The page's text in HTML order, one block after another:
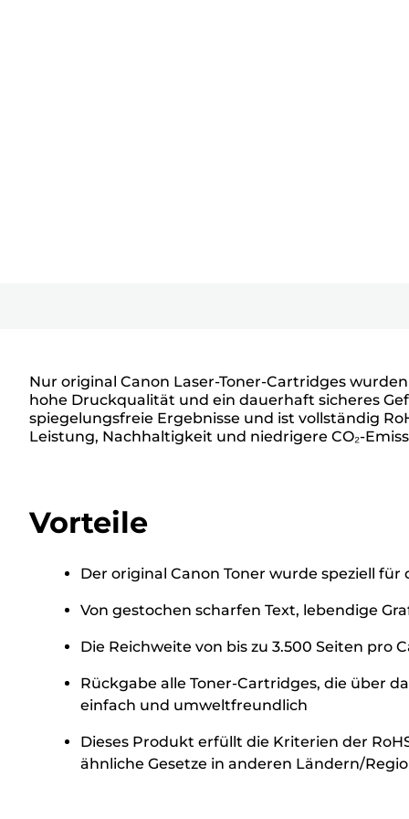
Nur original Canon Laser-Toner-Cartridges
hohe Druckqualität und ein dauerhaft sicheres
spiegelungsfreie Ergebnisse und ist vollständig
Leistung, Nachhaltigkeit und niedrigere CO₂-
Vorteile
Der original Canon Toner wurde speziell
Von gestochen scharfen Text, lebendige
Die Reichweite von bis zu 3.500 Seiten
Rückgabe alle Toner-Cartridges, die über
einfach und umweltfreundlich
Dieses Produkt erfüllt die Kriterien der
ähnliche Gesetze in anderen Ländern/